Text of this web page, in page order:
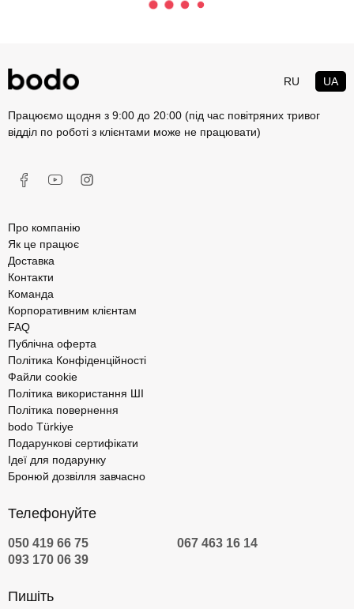
RU UA
Працюємо щодня з 9:00 до 20:00 (під час повітряних тривог
відділ по роботі з клієнтами може не працювати)
Про компанію
Як це працює
Доставка
Контакти
Команда
Корпоративним клієнтам
FAQ
Публічна оферта
Політика Конфіденційності
Файли cookie
Політика використання ШІ
Політика повернення
bodo Türkiye
Подарункові сертифікати
Ідеї для подарунку
Бронюй дозвілля завчасно
Телефонуйте
050 419 66 75
067 463 16 14
093 170 06 39
Пишіть